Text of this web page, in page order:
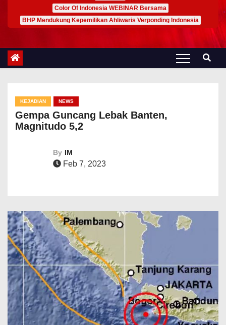
Color Of Indonesia WEBINAR Bersama
BHP Mendukung Kepemilikan Ahliwaris Verponding Indonesia
KEJADIAN NEWS
Gempa Guncang Lebak Banten,
Magnitudo 5,2
By IM
Feb 7, 2023